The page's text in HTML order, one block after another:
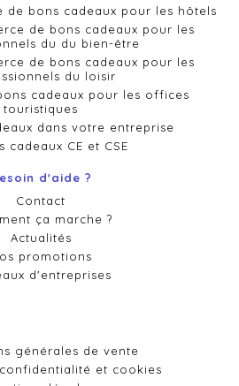
de bons cadeaux pour les hôtels
de bons cadeaux pour les
du du bien-être
de bons cadeaux pour les
du loisir
cadeaux pour les offices
touristiques
dans votre entreprise
cadeaux CE et CSE
d'aide ?
Contact
ça marche ?
Actualités
promotions
d'entreprises
générales de vente
et cookies